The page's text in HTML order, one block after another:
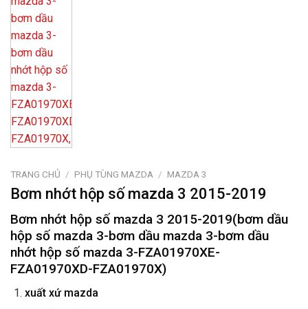
TRANG CHỦ / PHỤ TÙNG MAZDA / MAZDA 3
Bơm nhớt hộp số mazda 3 2015-2019
Bơm nhớt hộp số mazda 3 2015-2019(bơm dầu
hộp số mazda 3-bơm dầu mazda 3-bơm dầu
nhớt hộp số mazda 3-FZA01970XE-
FZA01970XD-FZA01970X)
xuất xứ mazda